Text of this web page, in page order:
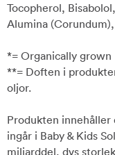
Tocopherol,
Alumina
*= Organically grown
**= Doften i
oljor.
Produkten innehåller
ingår i Baby & Kids
miljarddel, dvs